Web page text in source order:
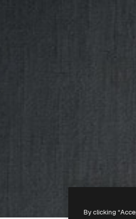
By clicking